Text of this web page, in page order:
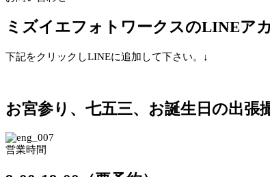
ミズイエフォトワークスのLINEア
下記をクリックしLINEに追加して下さい。↓
お宮参り、七五三、お誕生日の出張
営業時間